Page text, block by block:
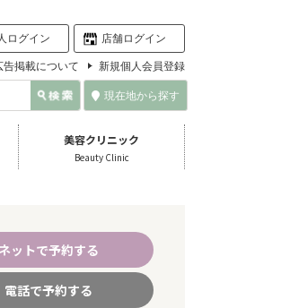
ログイン 店舗ログイン
告掲載について 新規個人会員登録
現在地から探す
美容クリニック
Beauty Clinic
ネットで予約する
電話で予約する